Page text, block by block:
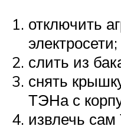
отключить
электросети;
слить из
снять
ТЭНа с
извлечь